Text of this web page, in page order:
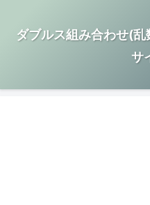
ダブルス組み合わせ(
サ